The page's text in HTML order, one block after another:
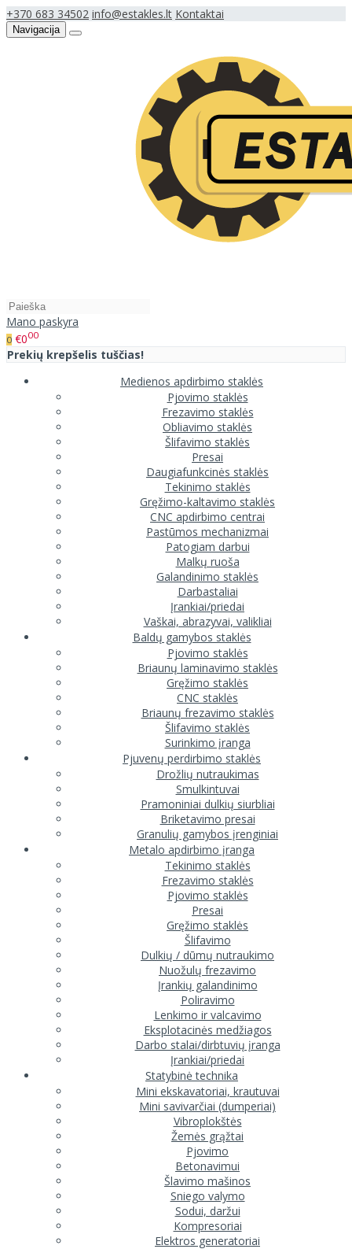
+370 683 34502 info@estakles.lt Kontaktai
Navigacija
Mano paskyra
0 €000
Prekių krepšelis tuščias!
Medienos apdirbimo staklės
Pjovimo staklės
Frezavimo staklės
Obliavimo staklės
Šlifavimo staklės
Presai
Daugiafunkcinės staklės
Tekinimo staklės
Gręžimo-kaltavimo staklės
CNC apdirbimo centrai
Pastūmos mechanizmai
Patogiam darbui
Malkų ruoša
Galandinimo staklės
Darbastaliai
Įrankiai/priedai
Vaškai, abrazyvai, valikliai
Baldų gamybos staklės
Pjovimo staklės
Briaunų laminavimo staklės
Gręžimo staklės
CNC staklės
Briaunų frezavimo staklės
Šlifavimo staklės
Surinkimo įranga
Pjuvenų perdirbimo staklės
Drožlių nutraukimas
Smulkintuvai
Pramoniniai dulkių siurbliai
Briketavimo presai
Granulių gamybos įrenginiai
Metalo apdirbimo įranga
Tekinimo staklės
Frezavimo staklės
Pjovimo staklės
Presai
Gręžimo staklės
Šlifavimo
Dulkių / dūmų nutraukimo
Nuožulų frezavimo
Įrankių galandinimo
Poliravimo
Lenkimo ir valcavimo
Eksplotacinės medžiagos
Darbo stalai/dirbtuvių įranga
Įrankiai/priedai
Statybinė technika
Mini ekskavatoriai, krautuvai
Mini savivarčiai (dumperiai)
Vibroplokštės
Žemės grąžtai
Pjovimo
Betonavimui
Šlavimo mašinos
Sniego valymo
Sodui, daržui
Kompresoriai
Elektros generatoriai